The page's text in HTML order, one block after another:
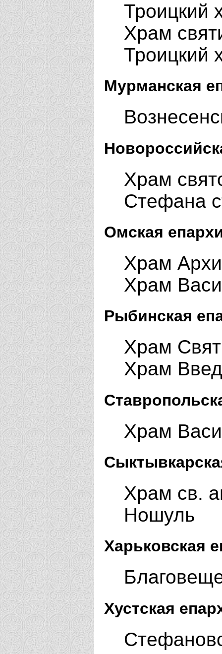
Троицкий
Храм
Троицкий
Мурманская
Храм
Стефана
Омская
Храм
Храм
Рыбинская
Храм
Храм
Храм
Храм св.
Ношуль
Харьковская
Хустская